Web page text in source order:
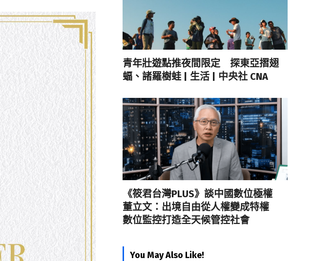
青年壯遊點推夜間限定 探東亞摺翅
蝠、諸羅樹蛙 | 生活 | 中央社 CNA
《筱君台灣PLUS》談中國數位極權
董立文：出境自由從人權變成特權
數位監控打造全天候管控社會
You May Also Like!